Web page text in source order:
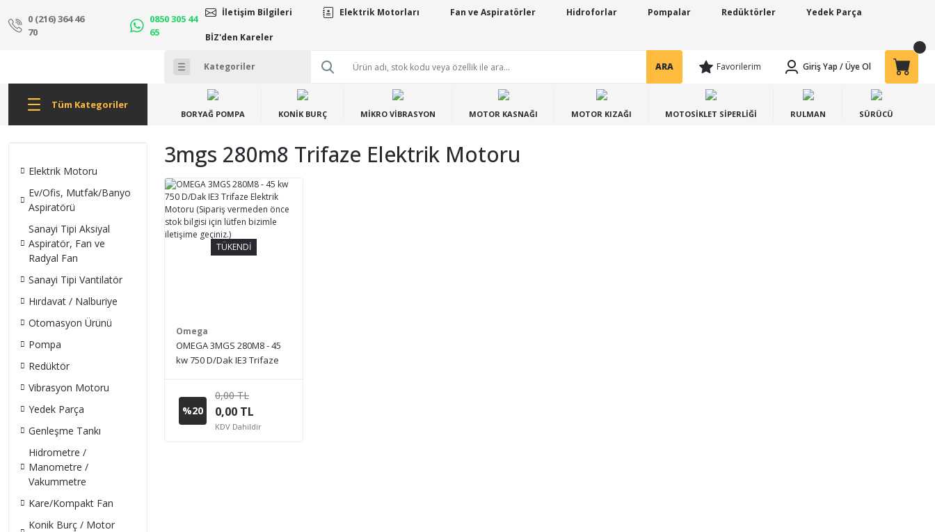
0 (216) 364 46
70
0850 305 44
65
İletişim Bilgileri Elektrik Motorları Fan ve Aspiratörler Hidroforlar Pompalar Redüktörler Yedek Parça
BİZ'den Kareler
ARA Favorilerim Giriş Yap /Üye Ol
Tüm Kategoriler
BORYAĞ POMPA KONİK BURÇ MİKRO VİBRASYON MOTOR KASNAĞI MOTOR KIZAĞI MOTOSİKLET SİPERLİĞİ RULMAN SÜRÜCÜ
Elektrik Motoru
Ev/Ofis, Mutfak/Banyo
Aspiratörü
Sanayi Tipi Aksiyal
Aspiratör, Fan ve
Radyal Fan
Sanayi Tipi Vantilatör
Hırdavat / Nalburiye
Otomasyon Ürünü
Pompa
Redüktör
Vibrasyon Motoru
Yedek Parça
Genleşme Tankı
Hidrometre /
Manometre /
Vakummetre
Kare/Kompakt Fan
Konik Burç / Motor
3mgs 280m8 Trifaze Elektrik Motoru
TÜKENDİ
Omega
OMEGA 3MGS 280M8 - 45
kw 750 D/Dak IE3 Trifaze
vermeden önce stok bilgisi
için lütfen bizimle iletişime
geçiniz.)
%20
0,00 TL
0,00 TL
KDV Dahildir